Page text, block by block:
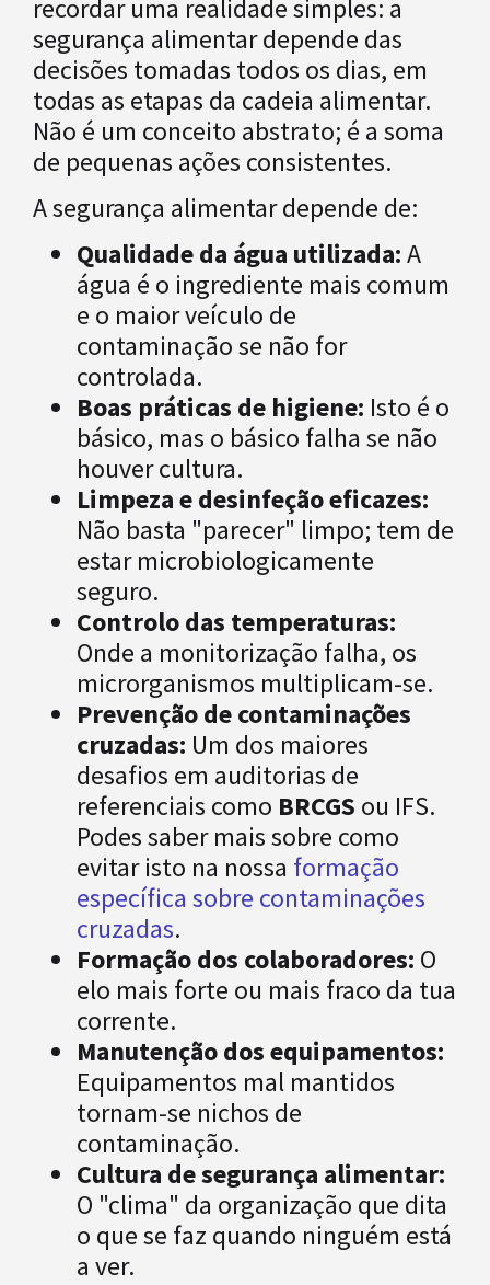
recordar uma realidade simples: a
segurança alimentar depende das
decisões tomadas todos os dias, em
todas as etapas da cadeia alimentar.
Não é um conceito abstrato; é a soma
de pequenas ações consistentes.
A segurança alimentar depende de:
Qualidade da água utilizada:A
água é o ingrediente mais comum
e o maior veículo de
contaminação se não for
controlada.
Boas práticas de higiene: Isto é o
básico, mas o básico falha se não
houver cultura.
Limpeza e desinfeção eficazes:
Não basta "parecer" limpo; tem de
estar microbiologicamente
seguro.
Controlo das temperaturas:
Onde a monitorização falha, os
microrganismos multiplicam-se.
Prevenção de contaminações
cruzadas: Um dos maiores
desafios em auditorias de
referenciais como BRCGS ou IFS.
Podes saber mais sobre como
evitar isto na nossa formação
específica sobre contaminações
cruzadas.
Formação dos colaboradores: O
elo mais forte ou mais fraco da tua
corrente.
Manutenção dos equipamentos:
Equipamentos mal mantidos
tornam-se nichos de
contaminação.
Cultura de segurança alimentar:
O "clima" da organização que dita
o que se faz quando ninguém está
a ver.